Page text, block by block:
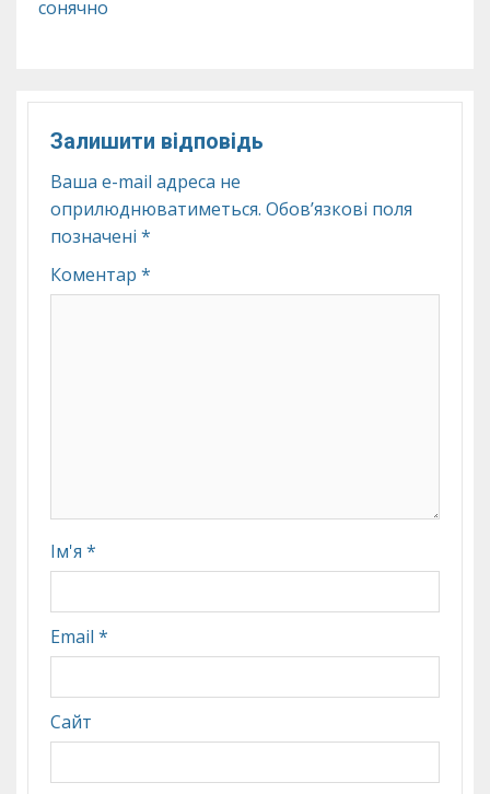
сонячно
Залишити відповідь
Ваша e-mail адреса не
оприлюднюватиметься. Обов’язкові поля
позначені *
Коментар *
Ім'я *
Email *
Сайт